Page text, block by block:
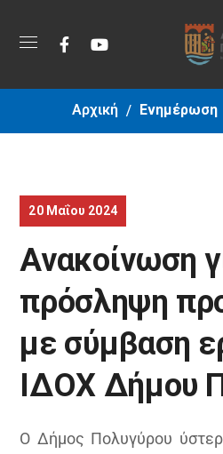
Αρχική Ενημέρωση
20 Μαΐου 2024
Ανακοίνωση
πρόσληψη
με σύμβαση
ΙΔΟΧ Δήμου
Ο Δήμος Πολυγύρου